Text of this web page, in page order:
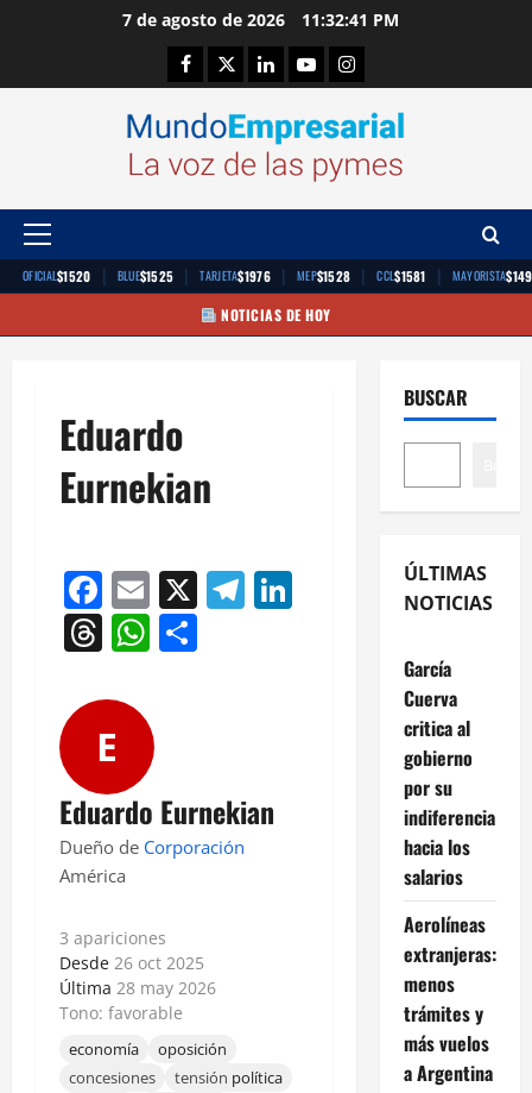
7 de agosto de 2026 11:32:42 PM
Facebook
TwitterLinkedinYoutubeInstagram
Menú
principal
OFICIAL$1520 | BLUE$1525 | TARJETA$1976 | MEP$1528 | CCL$1581 | MAYORISTA
NOTICIAS DE HOY
Eduardo
Eurnekian
Facebook
Email
X Telegram
LinkedIn
Threads
WhatsApp
E
Eduardo Eurnekian
Dueño de Corporación
América
3 apariciones
Desde 26 oct 2025
Última 28 may 2026
Tono: favorable
economía
oposición
concesiones
tensión política
BUSCAR
ÚLTIMAS
NOTICIAS
García
Cuerva
critica al
gobierno
por su
indiferencia
hacia los
salarios
Aerolíneas
extranjeras:
menos
trámites y
más vuelos
a Argentina